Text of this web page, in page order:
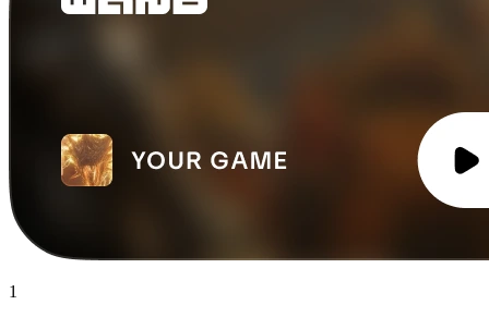
1